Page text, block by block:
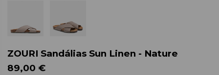
ZOURI Sandálias Sun Linen - Nature
89,00 €